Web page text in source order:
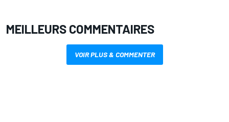
MEILLEURS COMMENTAIRES
VOIR PLUS & COMMENTER